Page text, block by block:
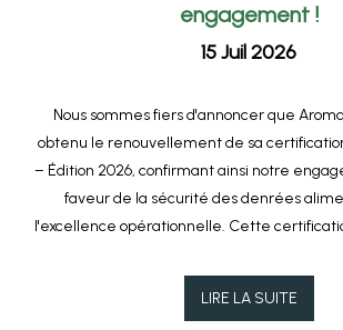
engagement !
15 Juil 2026
Nous sommes fiers d'annoncer que
obtenu le renouvellement de sa
– Édition 2026, confirmant ainsi notre
faveur de la sécurité des denrées
l'excellence opérationnelle. Cette
LIRE LA SUITE